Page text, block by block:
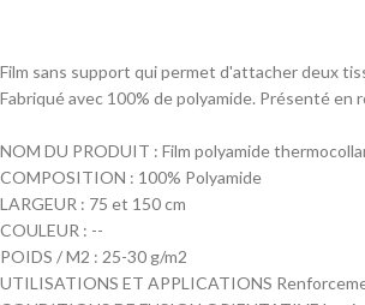
Film sans support qui permet d'attacher deux
Fabriqué avec 100% de polyamide. Présenté
NOM DU PRODUIT : Film polyamide
COMPOSITION : 100% Polyamide
LARGEUR : 75 et 150 cm
COULEUR : --
POIDS / M2 : 25-30 g/m2
UTILISATIONS ET APPLICATIONS